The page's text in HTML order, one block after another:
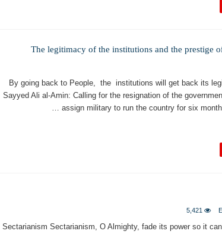
The legitimacy of the institutions and the prestige
By going back to People, the institutions will get back its
Sayyed Ali al-Amin: Calling for the resignation of the
assign military to run the country for six
5,421
Sectarianism Sectarianism, O Almighty, fade its power so it